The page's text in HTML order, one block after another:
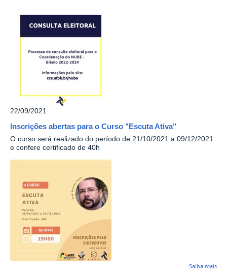
22/09/2021
Inscrições abertas para o Curso "Escuta Ativa"
O curso será realizado do período de 21/10/2021 a 09/12/2021
e confere certificado de 40h
Saiba mais